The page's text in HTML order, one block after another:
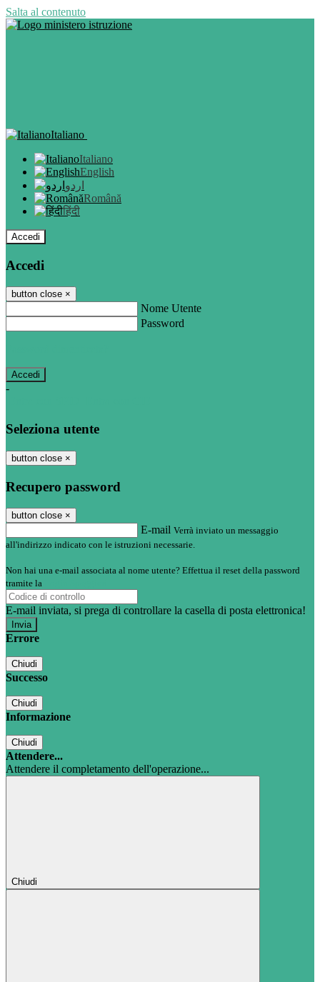
Salta al contenuto
Italiano
Italiano
English
اردو
Română
हिंदी
Accedi
Accedi
button close ×
Nome Utente
Password
-
Seleziona utente
button close ×
Recupero password
button close ×
E-mail Verrà inviato un messaggio
all'indirizzo indicato con le istruzioni necessarie.
Non hai una e-mail associata al nome utente? Effettua il reset della password
tramite la
E-mail inviata, si prega di controllare la casella di posta elettronica!
Errore
Chiudi
Successo
Chiudi
Informazione
Chiudi
Attendere...
Attendere il completamento dell'operazione...
Chiudi